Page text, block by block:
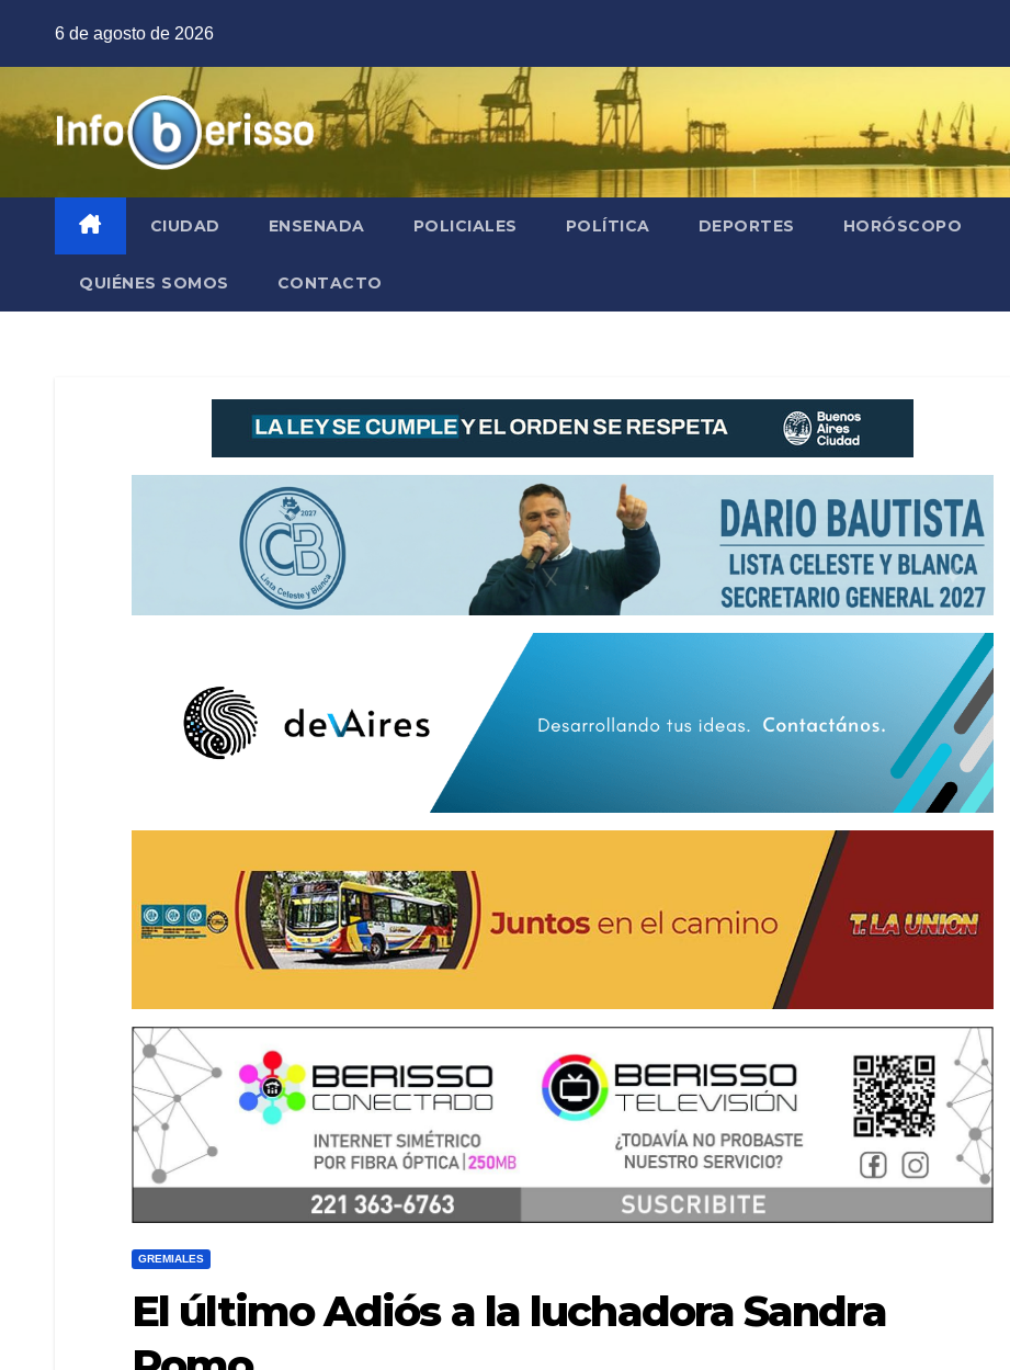
6 de agosto de 2026
CIUDAD ENSENADA POLICIALES POLÍTICA DEPORTES HORÓSCOPO
QUIÉNES SOMOS CONTACTO
GREMIALES
El último Adiós a la luchadora Sandra